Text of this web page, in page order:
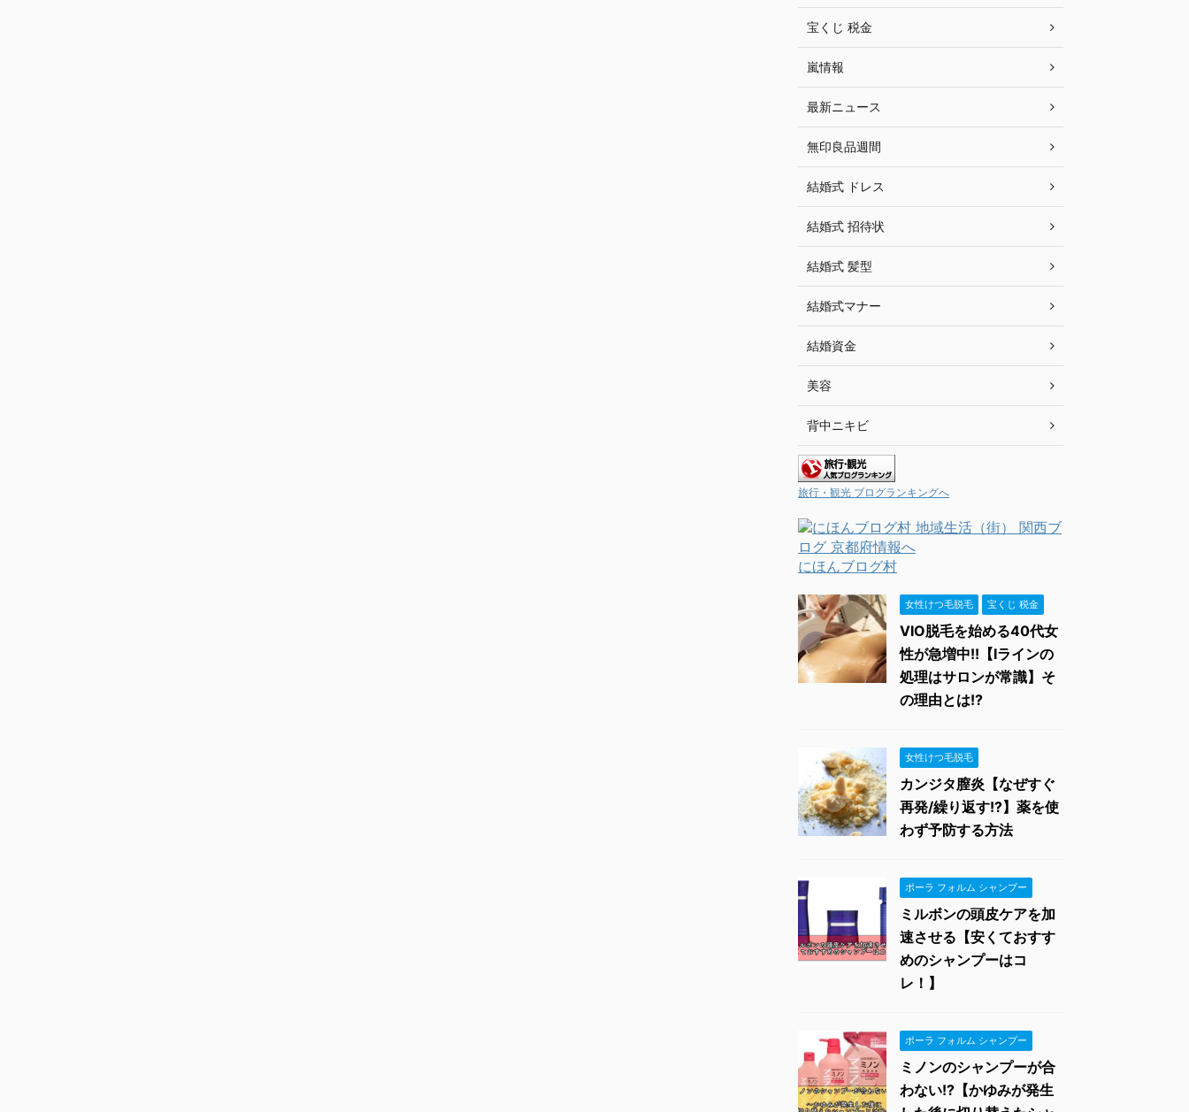
宝くじ 税金
嵐情報
最新ニュース
無印良品週間
結婚式 ドレス
結婚式 招待状
結婚式 髪型
結婚式マナー
結婚資金
美容
背中ニキビ
旅行・観光 ブログランキングへ
にほんブログ村
女性けつ毛脱毛 宝くじ 税金
VIO脱毛を始める40代女
性が急増中!!【Iラインの
処理はサロンが常識】そ
の理由とは!?
女性けつ毛脱毛
カンジタ膣炎【なぜすぐ
再発/繰り返す!?】薬を使
わず予防する方法
ポーラ フォルム シャンプー
ミルボンの頭皮ケアを加
速させる【安くておすす
めのシャンプーはコ
レ！】
ポーラ フォルム シャンプー
ミノンのシャンプーが合
わない!?【かゆみが発生